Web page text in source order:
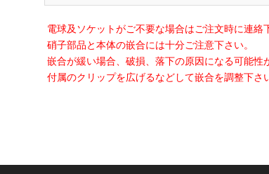
電球及ソケットがご不要な場合はご注文時に連絡
硝子部品と本体の嵌合には十分ご注意下さい。
嵌合が緩い場合、破損、落下の原因になる可能性
付属のクリップを広げるなどして嵌合を調整下さい